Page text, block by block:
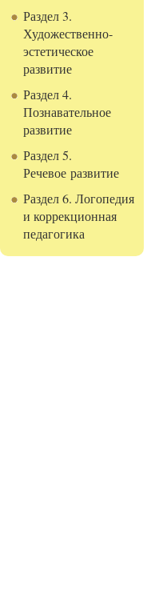
Раздел 3.
Художественно-
эстетическое
развитие
Раздел 4.
Познавательное
развитие
Раздел 5.
Речевое развитие
Раздел 6. Логопедия
и коррекционная
педагогика